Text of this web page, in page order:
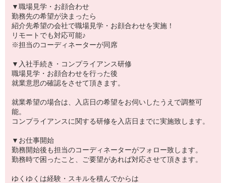
▼職場見学・お顔合わせ
勤務先の希望が決まったら
紹介先希望の会社で職場見学・お顔合わせを実施！
リモートでも対応可能♪
※担当のコーディネーターが同席
▼入社手続き・コンプライアンス研修
職場見学・お顔合わせを行った後
就業意思の確認をさせて頂きます。
就業希望の場合は、入店日の希望をお伺いしたうえで調整可
能。
コンプライアンスに関する研修を入店日までに実施致します。
▼お仕事開始
勤務開始後も担当のコーディネーターがフォロー致します。
勤務時で困ったこと、ご要望があれば対応させて頂きます。
ゆくゆくは経験・スキルを積んでからは